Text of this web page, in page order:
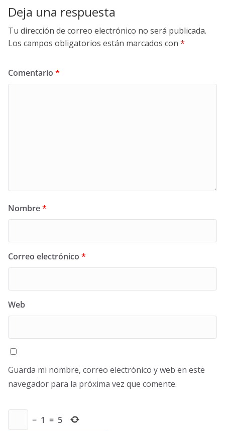
Deja una respuesta
Tu dirección de correo electrónico no será publicada.
Los campos obligatorios están marcados con *
Comentario *
Nombre*
Correo electrónico *
Web
Guarda mi nombre, correo electrónico y web en este
navegador para la próxima vez que comente.
− 1 = 5